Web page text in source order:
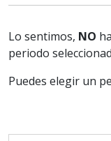
Lo sentimos, NO
periodo
Puedes elegir un